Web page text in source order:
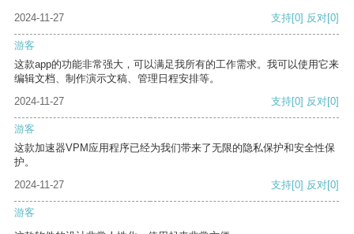
2024-11-27
支持[0] 反对[0]
游客
这款app的功能非常强大，可以满足我所有的工作需求。我可以使用它来
编辑文档、制作演示文稿、管理日程安排等。
2024-11-27
支持[0] 反对[0]
游客
这款加速器VPM应用程序已经为我们带来了无限的隐私保护和安全性保
护。
2024-11-27
支持[0] 反对[0]
游客